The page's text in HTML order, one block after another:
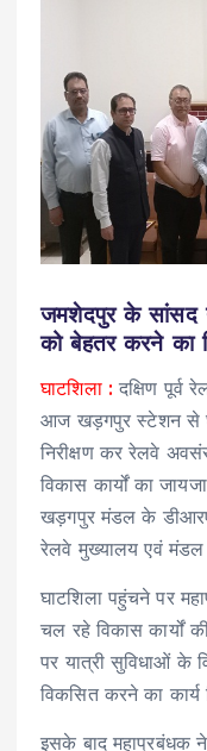
जमशेदपुर के सांसद
को बेहतर करने का
घाटशिला : दक्षिण
आज खड़गपुर स्टेशन से
निरीक्षण कर रेलवे
विकास कार्यों का
खड़गपुर मंडल के
रेलवे मुख्यालय एवं मंडल
घाटशिला पहुंचने पर
चल रहे विकास कार्यों
पर यात्री सुविधाओं के
विकसित करने का कार्य
इसके बाद महाप्रबंधक